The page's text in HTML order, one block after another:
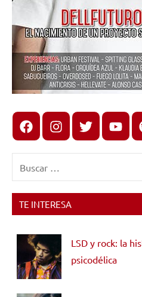
FacebookInstagram
X
TE INTERESA
LSD y rock: la
psicodélica